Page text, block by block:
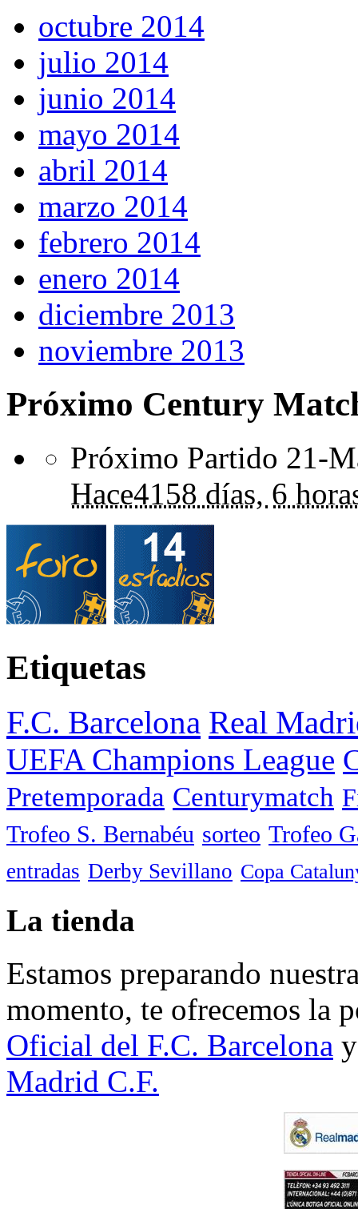
octubre 2014
julio 2014
junio 2014
mayo 2014
abril 2014
marzo 2014
febrero 2014
enero 2014
diciembre 2013
noviembre 2013
Próximo Century
Próximo Partido 21-
Hace4158 días, 6
Etiquetas
F.C. Barcelona Real
UEFA Champions League
Pretemporada Centurymatch
Trofeo S. Bernabéu sorteo Trofeo
entradas Derby Sevillano Copa
La tienda
Estamos preparando
momento, te ofrecemos la
Oficial del F.C. Barcelona
Madrid C.F.